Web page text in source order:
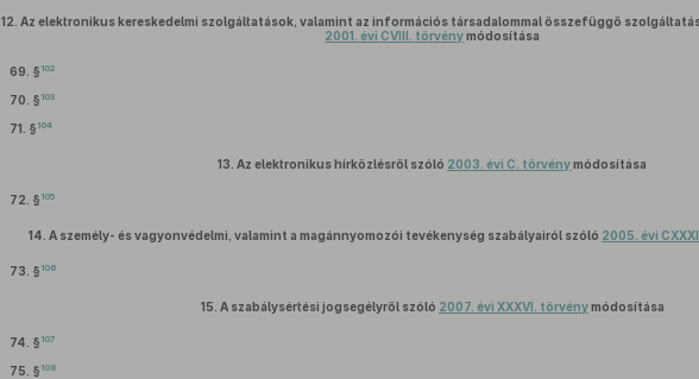
12. Az elektronikus kereskedelmi szolgáltatások, valamint az információs társadalommal összefüggő
2001. évi CVIII. törvénymódosítása
69. § 102
70. § 103
71. § 104
13. Az elektronikus hírközlésről szóló 2003. évi C. törvénymódosítása
72. § 105
14. A személy- és vagyonvédelmi, valamint a magánnyomozói tevékenység szabályairól szóló 2005. évi
73. § 106
15. A szabálysértési jogsegélyről szóló 2007. évi XXXVI. törvénymódosítása
74. § 107
75. § 108